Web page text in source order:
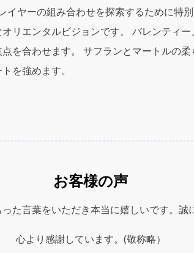
ノ
ノ
ワ
ー
ド
ッ
ン
ヤーの組み合わせを探索するために特
リエンタルビジョンです。 バレンティ
を合わせます。 サフランとマートルの
を強めます。
お客様の声
た言葉をいただき本当に嬉しいです。誠
心より感謝しています。(敬称略）